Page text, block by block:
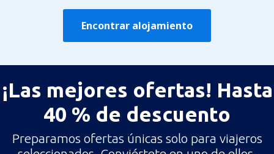
Encontrar alojamiento
¡Las mejores ofertas! Hasta
40 % de descuento
Preparamos ofertas únicas solo para viajeros